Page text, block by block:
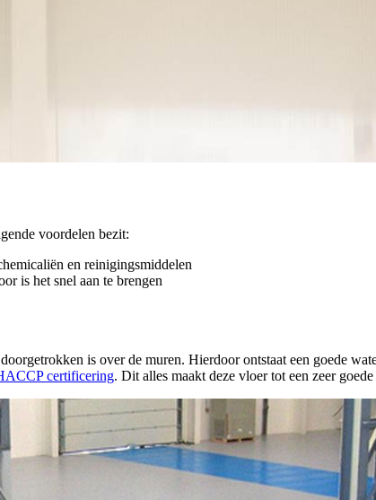
voordelen bezit:
en reinigingsmiddelen
is het snel aan te brengen
is over de muren. Hierdoor ontstaat een goede
certificering. Dit alles maakt deze vloer tot een zeer goede